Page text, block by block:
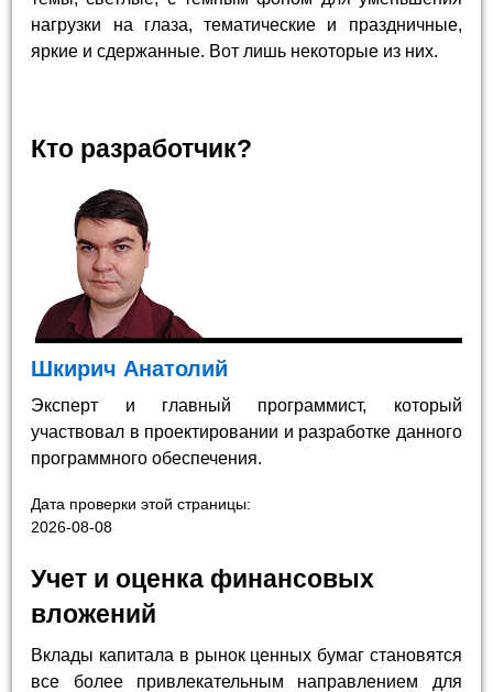
нагрузки на глаза, тематические и праздничные,
яркие и сдержанные. Вот лишь некоторые из них.
Кто разработчик?
Шкирич Анатолий
Эксперт и главный программист, который
участвовал в проектировании и разработке данного
программного обеспечения.
Дата проверки этой страницы:
2026-08-08
Учет и оценка финансовых
вложений
Вклады капитала в рынок ценных бумаг становятся
все более привлекательным направлением для